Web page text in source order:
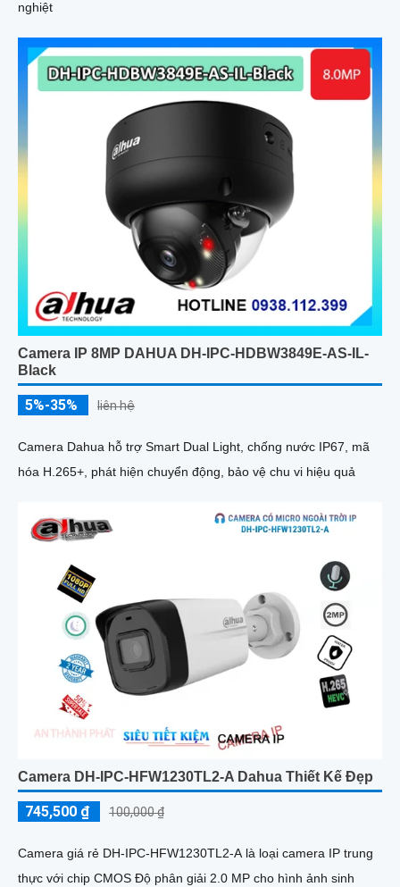
nghiệt
Camera IP 8MP DAHUA DH-IPC-HDBW3849E-AS-IL-
Black
5%-35% liên hệ
Camera Dahua hỗ trợ Smart Dual Light, chống nước IP67, mã
hóa H.265+, phát hiện chuyển động, bảo vệ chu vi hiệu quả
Camera DH-IPC-HFW1230TL2-A Dahua Thiết Kế Đẹp
745,500 ₫ 100,000 ₫
Camera giá rẻ DH-IPC-HFW1230TL2-A là loại camera IP trung
thực với chip CMOS Độ phân giải 2.0 MP cho hình ảnh sinh